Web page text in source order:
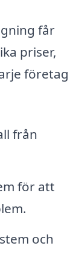
får
priser,
företag
från
för att
och